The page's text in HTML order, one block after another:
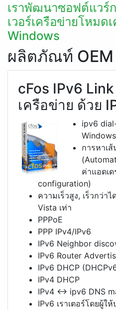
เราพัฒนาซอฟต์แวร์
เวอร์เครือข่ายโหมด
Windows
ผลิตภัณท์ OEM
cFos IPv6
เครือข่าย ด้วย
ipv6
Windows
การหาเ
ค่าแอดเ
configuration)
ความเร็วสูง, เร็วกว่า
Vista เท่า
PPPoE
PPP IPv4/IPv6
IPv6 Neighbor
IPv6 Router
IPv6 DHCP
IPv4 DHCP
IPv4 <-> ipv6 DNS
IPv6 เราเตอร์โดยผู้ใ